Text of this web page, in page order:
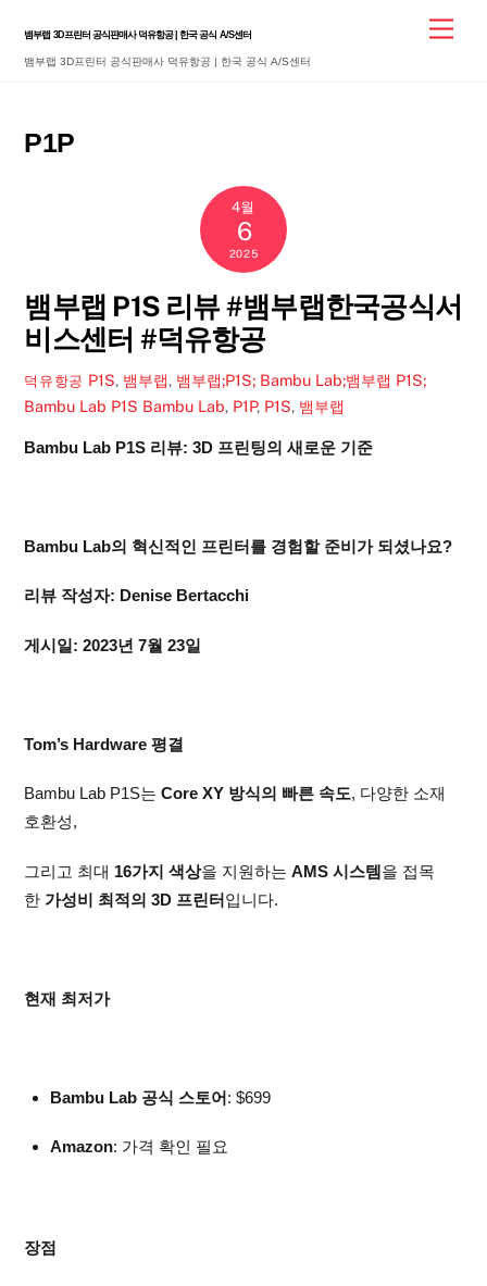
content
뱀부랩 3D프린터 공식판매사 덕유항공 | 한국 공식 A/S센터
뱀부랩 3D프린터 공식판매사 덕유항공 | 한국 공식 A/S센터
P1P
4월
6
2025
뱀부랩 P1S 리뷰 #뱀부랩한국공식서
비스센터 #덕유항공
덕유항공 P1S, 뱀부랩, 뱀부랩;P1S; Bambu Lab;뱀부랩 P1S;
Bambu Lab P1S Bambu Lab, P1P, P1S, 뱀부랩
Bambu Lab P1S 리뷰: 3D 프린팅의 새로운 기준
Bambu Lab의 혁신적인 프린터를 경험할 준비가 되셨나요?
리뷰 작성자: Denise Bertacchi
게시일: 2023년 7월 23일
Tom’s Hardware 평결
Bambu Lab P1S는Core XY 방식의 빠른 속도, 다양한 소재
호환성,
그리고 최대 16가지 색상을 지원하는AMS 시스템을 접목
한 가성비 최적의 3D 프린터입니다.
현재 최저가
Bambu Lab 공식 스토어: $699
Amazon: 가격 확인 필요
장점